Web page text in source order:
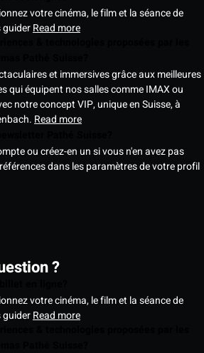
votre cinéma, le film et la séance de
guiderRead more
et immersives grâce aux meilleures
qui équipent nos salles comme IMAX ou
notre concept VIP, unique en Suisse, à
Read more
ou créez-en un si vous n'en avez pas
dans les paramètres de votre profil
?
votre cinéma, le film et la séance de
guiderRead more